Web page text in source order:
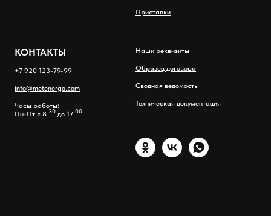
Приставки
КОНТАКТЫ
+7 920 123-79-99
info@metenergo.com
Часы работы:
Пн-Пт с 8 30 до 17 00
Наши реквизиты
Образец договора
Сводная ведомость
Техническая документация